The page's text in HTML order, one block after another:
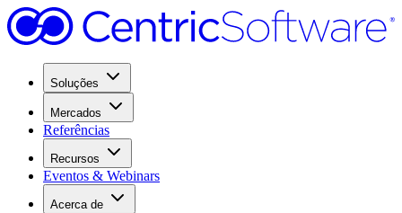
Soluções
Mercados
Referências
Recursos
Eventos & Webinars
Acerca de